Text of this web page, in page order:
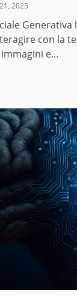
2025
con la
e...